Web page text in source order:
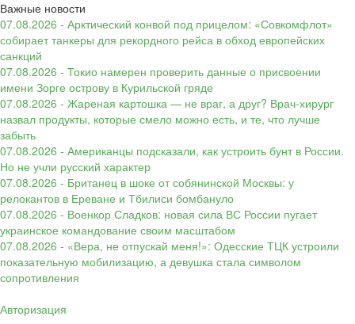
Важные новости
07.08.2026 - Арктический конвой под прицелом: «Совкомфлот»
собирает танкеры для рекордного рейса в обход европейских
санкций
07.08.2026 - Токио намерен проверить данные о присвоении
имени Зорге острову в Курильской гряде
07.08.2026 - Жареная картошка — не враг, а друг? Врач-хирург
назвал продукты, которые смело можно есть, и те, что лучше
забыть
07.08.2026 - Американцы подсказали, как устроить бунт в России.
Но не учли русский характер
07.08.2026 - Британец в шоке от собянинской Москвы: у
релокантов в Ереване и Тбилиси бомбануло
07.08.2026 - Военкор Сладков: новая сила ВС России пугает
украинское командование своим масштабом
07.08.2026 - «Вера, не отпускай меня!»: Одесские ТЦК устроили
показательную мобилизацию, а девушка стала символом
сопротивления
Авторизация